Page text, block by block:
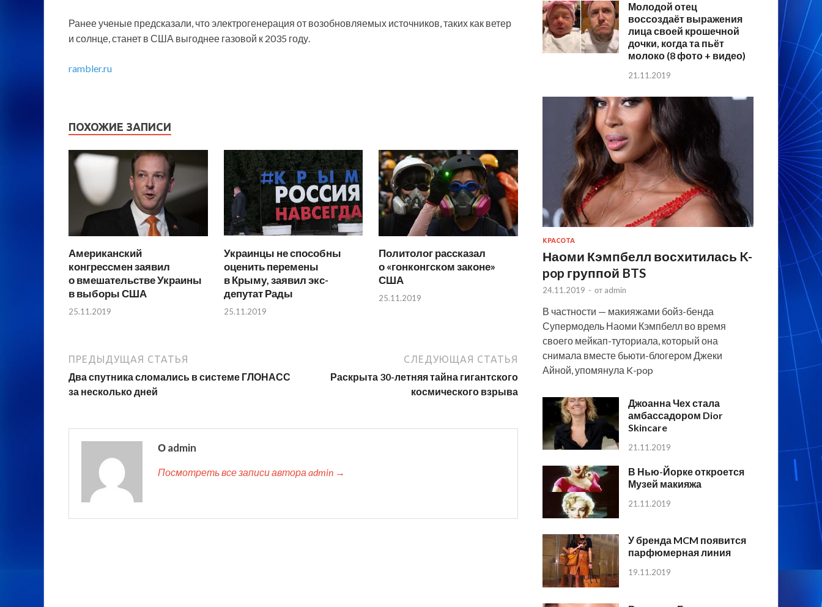
Ранее ученые предсказали, что электрогенерация от возобновляемых источников, таких как ветер
и солнце, станет в США выгоднее газовой к 2035 году.
rambler.ru
ПОХОЖИЕ ЗАПИСИ
Американский
конгрессмен заявил
о вмешательстве Украины
в выборы США
25.11.2019
Украинцы не способны
оценить перемены
в Крыму, заявил экс-
депутат Рады
25.11.2019
Политолог рассказал
о «гонконгском законе»
США
25.11.2019
ПРЕДЫДУЩАЯ СТАТЬЯ
Два спутника сломались в системе ГЛОНАСС
за несколько дней
СЛЕДУЮЩАЯ СТАТЬЯ
Раскрыта 30-летняя тайна гигантского
космического взрыва
О admin
Посмотреть все записи автора admin →
Молодой отец
воссоздаёт выражения
лица своей крошечной
дочки, когда та пьёт
молоко (8 фото + видео)
21.11.2019
КРАСОТА
Наоми Кэмпбелл восхитилась K-
pop группой BTS
24.11.2019 - от admin
В частности — макияжами бойз-бенда
Супермодель Наоми Кэмпбелл во время
своего мейкап-туториала, который она
снимала вместе бьюти-блогером Джеки
Айной, упомянула K-pop
Джоанна Чех стала
амбассадором Dior
Skincare
21.11.2019
В Нью-Йорке откроется
Музей макияжа
21.11.2019
У бренда MCM появится
парфюмерная линия
19.11.2019